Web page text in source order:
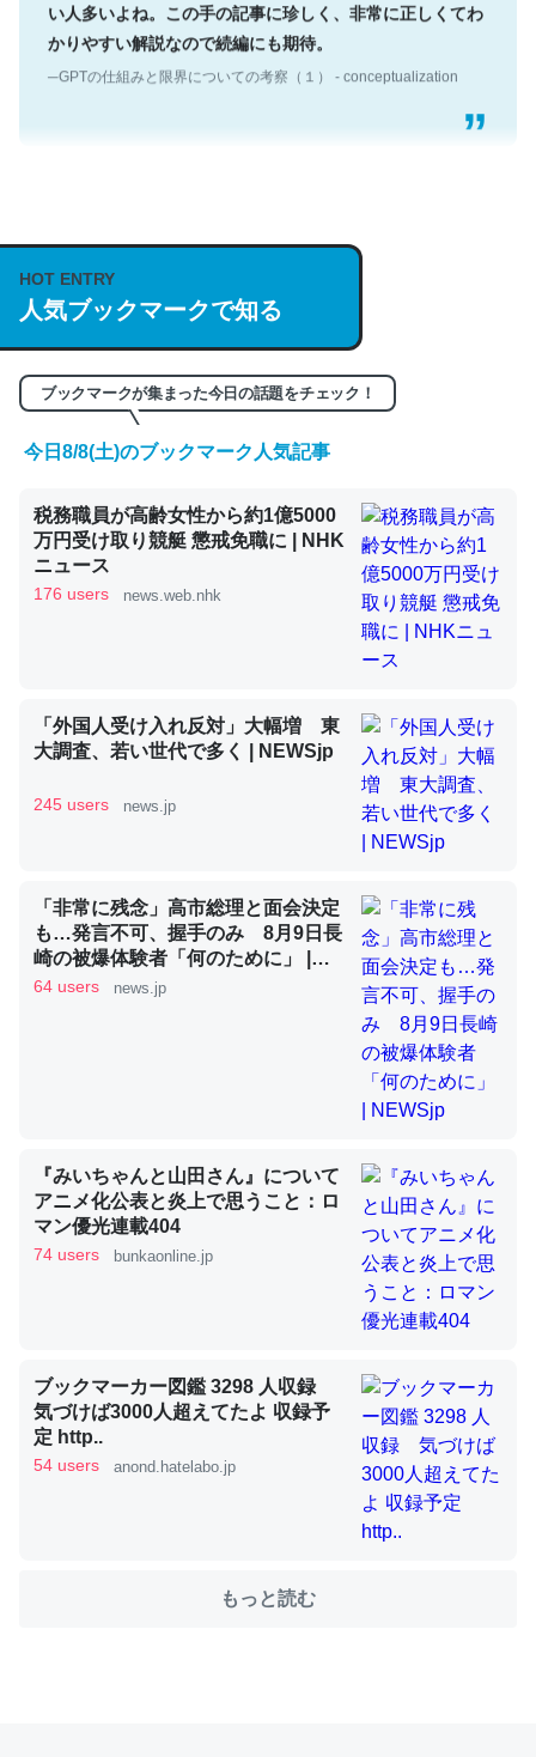
かりやすい解説なので続編にも期待。
説してる記事が少ないので貴重な良記事。/続編来た
https://isobe324649.hatenablog.com/entry/2023/03/27
/064121
─GPTの仕組みと限界についての考察（１） - conceptualization
くらい。小説でいう「ずっと前の伏線」は回収されないけ
ど、短期記憶というには多い分量。進化すればするほど分
かりやすく強くなりそう
─GPTの仕組みと限界についての考察（１） - conceptualization
昆虫ってカルシウム少ないのか。知らんかった。調べたら
コオロギのカルシウム分はエビの600分の1程度。
─ニュース :: 【研究発表】昆虫学の大問題＝「昆虫はなぜ海にいな
論文では「淡水はカルシウムも酸素も不足してて両方に不
利だから両方が拮抗してるのでは」とあって面白い。海に
いる鋏角類（カブトガニ・ウミグモ）はカルシウムを使わ
ずキチンを強化してる筈だが、酵素が違うのか？
これを元に考えるとカルシウムを大量に使う脊椎動物と貝
類は苦労してるんだな…。腹足類だと殻を無くしてナメク
─ニュース :: 【研究発表】昆虫学の大問題＝「昆虫はなぜ海にいな
いのか」に関する新仮説
ちぼちRingも置こうかと画策中。あと、Googleマップで
HOT ENTRY
人気ブックマークで知る
ブックマークが集まった今日の話題をチェック！
今日8/8(土)のブックマーク人気記事
税務職員が高齢女性から約1億5000
万円受け取り競艇 懲戒免職に | NHK
ニュース
176 users news.web.nhk
「外国人受け入れ反対」大幅増 東
大調査、若い世代で多く | NEWSjp
245 users news.jp
「非常に残念」高市総理と面会決定
も…発言不可、握手のみ 8月9日長
崎の被爆体験者「何のために」 |
NEWSjp
64 users news.jp
『みいちゃんと山田さん』について
アニメ化公表と炎上で思うこと：ロ
マン優光連載404
74 users bunkaonline.jp
ブックマーカー図鑑 3298 人収録
気づけば3000人超えてたよ 収録予
定 http..
54 users anond.hatelabo.jp
もっと読む